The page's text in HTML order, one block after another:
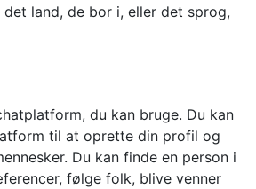
land, de bor i, eller det sprog,
du kan bruge. Du kan
til at oprette din profil og
Du kan finde en person i
følge folk, blive venner